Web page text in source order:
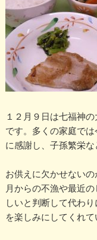
１２月９日は七福神
です。多くの家庭で
に感謝し、子孫繁栄な
お供えに欠かせない
月からの不漁や最近
しいと判断して代わ
を楽しみにしてくれ